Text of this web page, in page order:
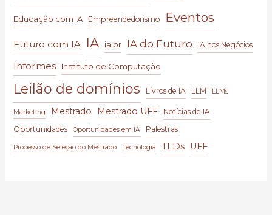
Educação com IA Empreendedorismo Eventos
Futuro com IA IA ia.br IA do Futuro IA nos Negócios
Informes Instituto de Computação
Leilão de domínios Livros de IA LLM LLMs
Marketing Mestrado Mestrado UFF
Notícias de IA
Oportunidades
Oportunidades em IA Palestras
Processo de Seleção do Mestrado Tecnologia TLDs UFF